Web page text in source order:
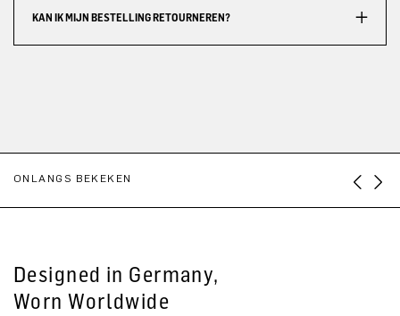
KAN IK MIJN BESTELLING RETOURNEREN?
ONLANGS BEKEKEN
Designed in Germany,
Worn Worldwide